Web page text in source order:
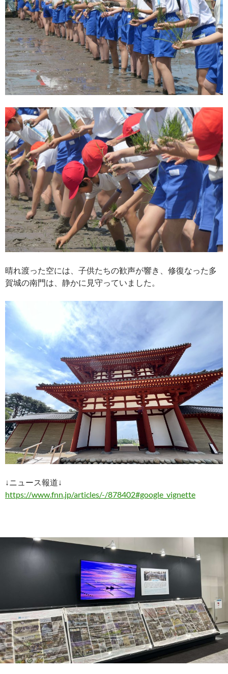
晴れ渡った空には、子供たちの歓声が響き、修復なった多
賀城の南門は、静かに見守っていました。
↓ニュース報道↓
https://www.fnn.jp/articles/-/878402#google_vignette